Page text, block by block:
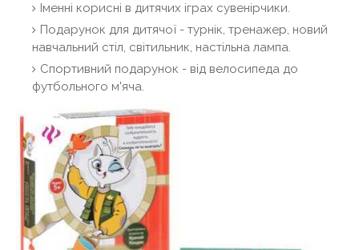
Іменні корисні в дитячих іграх сувенірчики.
Подарунок для дитячої - турнік, тренажер, новий
навчальний стіл, світильник, настільна лампа.
Спортивний подарунок - від велосипеда до
футбольного м'яча.